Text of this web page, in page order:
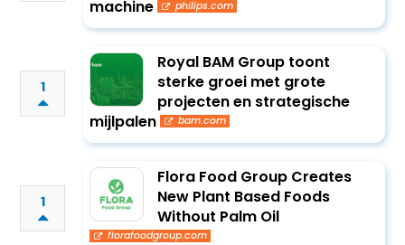
machine
philips.com
1
Royal BAM Group toont
sterke groei met grote
projecten en strategische
mijlpalen
bam.com
1
Flora Food Group Creates
New Plant Based Foods
Without Palm Oil
florafoodgroup.com